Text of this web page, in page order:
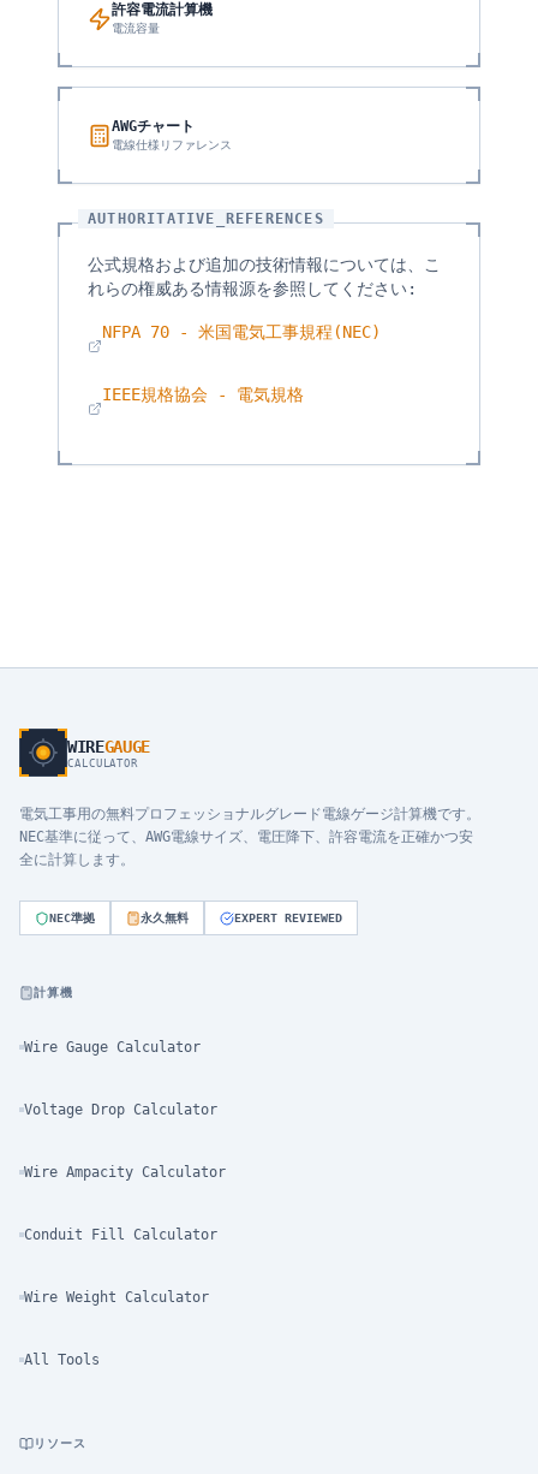
許容電流計算機
電流容量
AWGチャート
電線仕様リファレンス
AUTHORITATIVE_REFERENCES
公式規格および追加の技術情報については、こ
れらの権威ある情報源を参照してください:
NFPA 70 - 米国電気工事規程(NEC)
IEEE規格協会 - 電気規格
WIREGAUGE
CALCULATOR
電気工事用の無料プロフェッショナルグレード電線ゲージ計算機です。
NEC基準に従って、AWG電線サイズ、電圧降下、許容電流を正確かつ安
全に計算します。
NEC準拠 永久無料 EXPERT REVIEWED
計算機
Wire Gauge Calculator
Voltage Drop Calculator
Wire Ampacity Calculator
Conduit Fill Calculator
Wire Weight Calculator
All Tools
リソース